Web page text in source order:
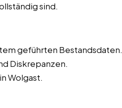
sind.
geführten Bestandsdaten.
Diskrepanzen.
Wolgast.